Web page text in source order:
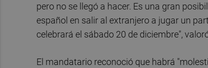
pero no se llegó a hacer. Es una gran
español en salir al extranjero a jugar un
celebrará el sábado 20 de diciembre",
El mandatario reconoció que habrá